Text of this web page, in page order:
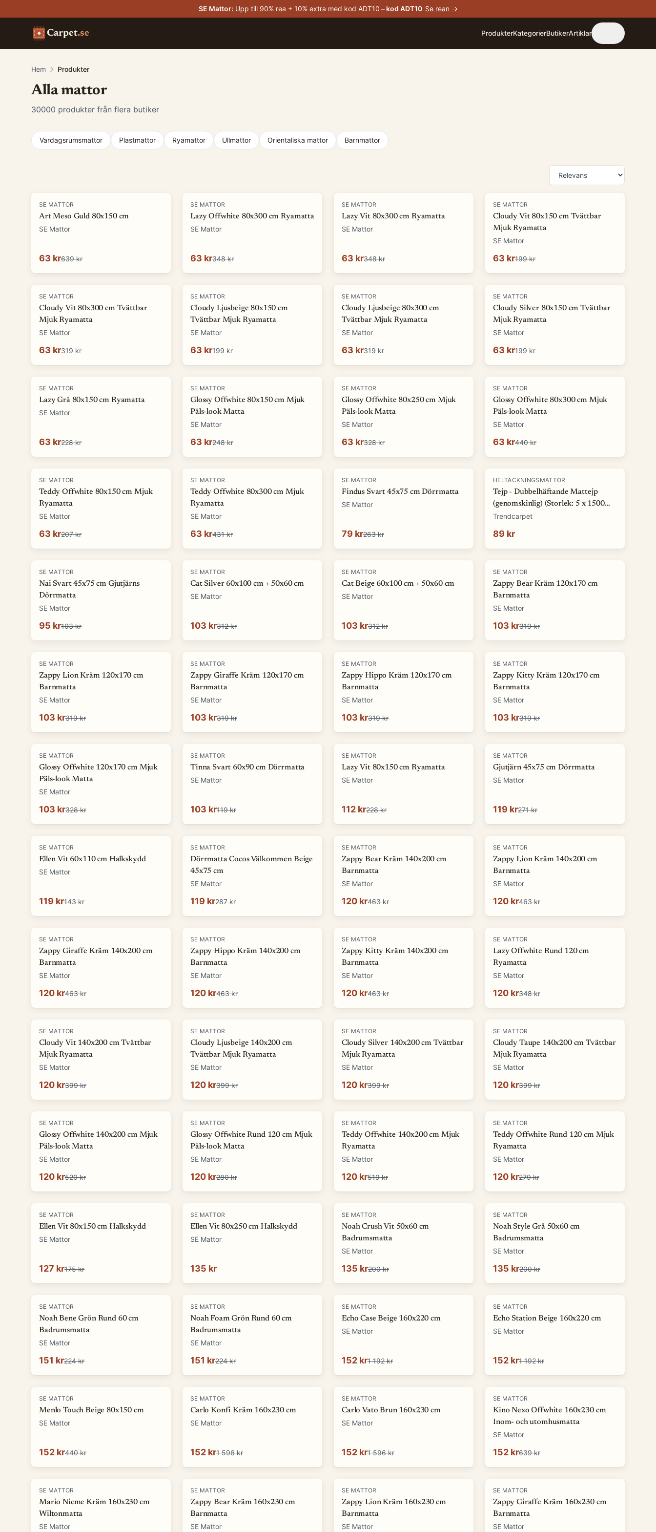
SE Mattor: Upp till 90% rea + 10% extra med kod ADT10 – kod ADT10 Se rean →
Carpet.se ProdukterKategorierButikerArtiklar
Hem Produkter
Alla mattor
30000 produkter från flera butiker
Vardagsrumsmattor Plastmattor Ryamattor Ullmattor Orientaliska mattor Barnmattor
-90%
SE MATTOR
Art Meso Guld 80x150 cm
SE Mattor
63 kr639 kr
-82%
SE MATTOR
Lazy Offwhite 80x300 cm Ryamatta
SE Mattor
63 kr348 kr
-82%
SE MATTOR
Lazy Vit 80x300 cm Ryamatta
SE Mattor
63 kr348 kr
-68%
SE MATTOR
Cloudy Vit 80x150 cm Tvättbar
Mjuk Ryamatta
SE Mattor
63 kr199 kr
-80%
SE MATTOR
Cloudy Vit 80x300 cm Tvättbar
Mjuk Ryamatta
SE Mattor
63 kr319 kr
-68%
SE MATTOR
Cloudy Ljusbeige 80x150 cm
Tvättbar Mjuk Ryamatta
SE Mattor
63 kr199 kr
-80%
SE MATTOR
Cloudy Ljusbeige 80x300 cm
Tvättbar Mjuk Ryamatta
SE Mattor
63 kr319 kr
-68%
SE MATTOR
Cloudy Silver 80x150 cm Tvättbar
Mjuk Ryamatta
SE Mattor
63 kr199 kr
-72 %
SE MATTOR
Lazy Grå 80x150 cm Ryamatta
SE Mattor
63 kr228 kr
-75%
SE MATTOR
Glossy Offwhite 80x150 cm Mjuk
Päls-look Matta
SE Mattor
63 kr248 kr
-81 %
SE MATTOR
Glossy Offwhite 80x250 cm Mjuk
Päls-look Matta
SE Mattor
63 kr328 kr
-86%
SE MATTOR
Glossy Offwhite 80x300 cm Mjuk
Päls-look Matta
SE Mattor
63 kr440 kr
-69%
SE MATTOR
Teddy Offwhite 80x150 cm Mjuk
Ryamatta
SE Mattor
63 kr207 kr
-85%
SE MATTOR
Teddy Offwhite 80x300 cm Mjuk
Ryamatta
SE Mattor
63 kr431 kr
-70%
SE MATTOR
Findus Svart 45x75 cm Dörrmatta
SE Mattor
79 kr263 kr
HELTÄCKNINGSMATTOR
Tejp - Dubbelhäftande Mattejp
(genomskinlig) (Storlek: 5 x 1500
cm)
Trendcarpet
89 kr
-8%
SE MATTOR
Nai Svart 45x75 cm Gjutjärns
Dörrmatta
SE Mattor
95 kr103 kr
-67%
SE MATTOR
Cat Silver 60x100 cm + 50x60 cm
SE Mattor
103 kr312 kr
-67%
SE MATTOR
Cat Beige 60x100 cm + 50x60 cm
SE Mattor
103 kr312 kr
-68%
SE MATTOR
Zappy Bear Kräm 120x170 cm
Barnmatta
SE Mattor
103 kr319 kr
-68%
SE MATTOR
Zappy Lion Kräm 120x170 cm
Barnmatta
SE Mattor
103 kr319 kr
-68%
SE MATTOR
Zappy Giraffe Kräm 120x170 cm
Barnmatta
SE Mattor
103 kr319 kr
-68%
SE MATTOR
Zappy Hippo Kräm 120x170 cm
Barnmatta
SE Mattor
103 kr319 kr
-68%
SE MATTOR
Zappy Kitty Kräm 120x170 cm
Barnmatta
SE Mattor
103 kr319 kr
-69%
SE MATTOR
Glossy Offwhite 120x170 cm Mjuk
Päls-look Matta
SE Mattor
103 kr328 kr
-13 %
SE MATTOR
Tinna Svart 60x90 cm Dörrmatta
SE Mattor
103 kr119 kr
-51 %
SE MATTOR
Lazy Vit 80x150 cm Ryamatta
SE Mattor
112 kr228 kr
-56%
SE MATTOR
Gjutjärn 45x75 cm Dörrmatta
SE Mattor
119 kr271 kr
-17 %
SE MATTOR
Ellen Vit 60x110 cm Halkskydd
SE Mattor
119 kr143 kr
-58%
SE MATTOR
Dörrmatta Cocos Välkommen Beige
45x75 cm
SE Mattor
119 kr287 kr
-74 %
SE MATTOR
Zappy Bear Kräm 140x200 cm
Barnmatta
SE Mattor
120 kr463 kr
-74 %
SE MATTOR
Zappy Lion Kräm 140x200 cm
Barnmatta
SE Mattor
120 kr463 kr
-74 %
SE MATTOR
Zappy Giraffe Kräm 140x200 cm
Barnmatta
SE Mattor
120 kr463 kr
-74 %
SE MATTOR
Zappy Hippo Kräm 140x200 cm
Barnmatta
SE Mattor
120 kr463 kr
-74 %
SE MATTOR
Zappy Kitty Kräm 140x200 cm
Barnmatta
SE Mattor
120 kr463 kr
-66%
SE MATTOR
Lazy Offwhite Rund 120 cm
Ryamatta
SE Mattor
120 kr348 kr
-70%
SE MATTOR
Cloudy Vit 140x200 cm Tvättbar
Mjuk Ryamatta
SE Mattor
120 kr399 kr
-70%
SE MATTOR
Cloudy Ljusbeige 140x200 cm
Tvättbar Mjuk Ryamatta
SE Mattor
120 kr399 kr
-70%
SE MATTOR
Cloudy Silver 140x200 cm Tvättbar
Mjuk Ryamatta
SE Mattor
120 kr399 kr
-70%
SE MATTOR
Cloudy Taupe 140x200 cm Tvättbar
Mjuk Ryamatta
SE Mattor
120 kr399 kr
-77 %
SE MATTOR
Glossy Offwhite 140x200 cm Mjuk
Päls-look Matta
SE Mattor
120 kr520 kr
-57%
SE MATTOR
Glossy Offwhite Rund 120 cm Mjuk
Päls-look Matta
SE Mattor
120 kr280 kr
-77 %
SE MATTOR
Teddy Offwhite 140x200 cm Mjuk
Ryamatta
SE Mattor
120 kr519 kr
-57%
SE MATTOR
Teddy Offwhite Rund 120 cm Mjuk
Ryamatta
SE Mattor
120 kr279 kr
-27 %
SE MATTOR
Ellen Vit 80x150 cm Halkskydd
SE Mattor
127 kr175 kr
SE MATTOR
Ellen Vit 80x250 cm Halkskydd
SE Mattor
135 kr
-32%
SE MATTOR
Noah Crush Vit 50x60 cm
Badrumsmatta
SE Mattor
135 kr200 kr
-32%
SE MATTOR
Noah Style Grå 50x60 cm
Badrumsmatta
SE Mattor
135 kr200 kr
-33%
SE MATTOR
Noah Bene Grön Rund 60 cm
Badrumsmatta
SE Mattor
151 kr224 kr
-33%
SE MATTOR
Noah Foam Grön Rund 60 cm
Badrumsmatta
SE Mattor
151 kr224 kr
-87%
SE MATTOR
Echo Case Beige 160x220 cm
SE Mattor
152 kr1 192 kr
-87%
SE MATTOR
Echo Station Beige 160x220 cm
SE Mattor
152 kr1 192 kr
-65%
SE MATTOR
Menlo Touch Beige 80x150 cm
SE Mattor
152 kr440 kr
-90%
SE MATTOR
Carlo Konfi Kräm 160x230 cm
SE Mattor
152 kr1 596 kr
-90%
SE MATTOR
Carlo Vato Brun 160x230 cm
SE Mattor
152 kr1 596 kr
-76%
SE MATTOR
Kino Nexo Offwhite 160x230 cm
Inom- och utomhusmatta
SE Mattor
152 kr639 kr
-62%
SE MATTOR
Mario Nicme Kräm 160x230 cm
Wiltonmatta
SE Mattor
-73%
SE MATTOR
Zappy Bear Kräm 160x230 cm
Barnmatta
SE Mattor
-73%
SE MATTOR
Zappy Lion Kräm 160x230 cm
Barnmatta
SE Mattor
-73%
SE MATTOR
Zappy Giraffe Kräm 160x230 cm
Barnmatta
SE Mattor